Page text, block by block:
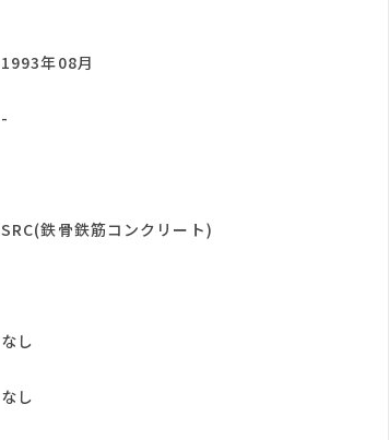
1993年08月
-
SRC(鉄骨鉄筋コンクリート)
なし
なし